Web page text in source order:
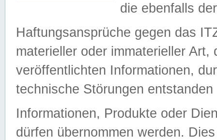
die ebenfalls
Haftungsansprüche gegen das
materieller oder immaterieller
veröffentlichten Informationen,
technische Störungen
Informationen, Produkte oder
dürfen übernommen werden.